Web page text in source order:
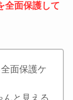
全面保護して
面保護ケ